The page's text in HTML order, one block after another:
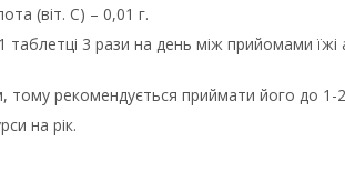
(віт. С) – 0,01 г.
таблетці 3 рази на день між прийомами
рекомендується приймати його до 1-2
на рік.